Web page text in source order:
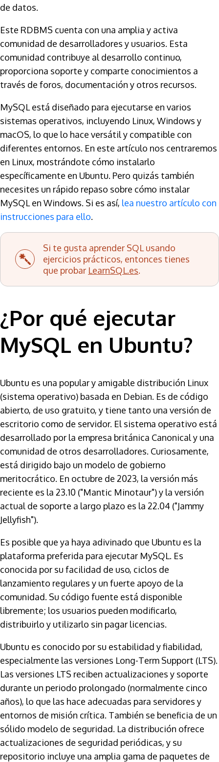
de datos.
Este RDBMS cuenta con una amplia y activa
comunidad de desarrolladores y usuarios. Esta
comunidad contribuye al desarrollo continuo,
proporciona soporte y comparte conocimientos a
través de foros, documentación y otros recursos.
MySQL está diseñado para ejecutarse en varios
sistemas operativos, incluyendo Linux, Windows y
macOS, lo que lo hace versátil y compatible con
diferentes entornos. En este artículo nos centraremos
en Linux, mostrándote cómo instalarlo
específicamente en Ubuntu. Pero quizás también
necesites un rápido repaso sobre cómo instalar
MySQL en Windows. Si es así, lea nuestro artículo con
instrucciones para ello.
Si te gusta aprender SQL usando
ejercicios prácticos, entonces tienes
que probar LearnSQL.es.
¿Por qué ejecutar
MySQL en Ubuntu?
Ubuntu es una popular y amigable distribución Linux
(sistema operativo) basada en Debian. Es de código
abierto, de uso gratuito, y tiene tanto una versión de
escritorio como de servidor. El sistema operativo está
desarrollado por la empresa británica Canonical y una
comunidad de otros desarrolladores. Curiosamente,
está dirigido bajo un modelo de gobierno
meritocrático. En octubre de 2023, la versión más
reciente es la 23.10 ("Mantic Minotaur") y la versión
actual de soporte a largo plazo es la 22.04 ("Jammy
Jellyfish").
Es posible que ya haya adivinado que Ubuntu es la
plataforma preferida para ejecutar MySQL. Es
conocida por su facilidad de uso, ciclos de
lanzamiento regulares y un fuerte apoyo de la
comunidad. Su código fuente está disponible
libremente; los usuarios pueden modificarlo,
distribuirlo y utilizarlo sin pagar licencias.
Ubuntu es conocido por su estabilidad y fiabilidad,
especialmente las versiones Long-Term Support (LTS).
Las versiones LTS reciben actualizaciones y soporte
durante un periodo prolongado (normalmente cinco
años), lo que las hace adecuadas para servidores y
entornos de misión crítica. También se beneficia de un
sólido modelo de seguridad. La distribución ofrece
actualizaciones de seguridad periódicas, y su
repositorio incluye una amplia gama de paquetes de